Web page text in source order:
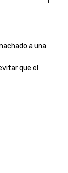
a una
que el